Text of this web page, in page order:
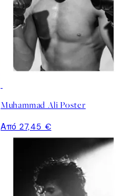
Muhammad Ali Poster
Από 27,45 €